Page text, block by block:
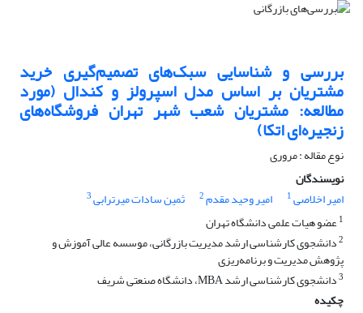
بررسی و شناسایی سبک‌های تصمیم‌گیری خرید
مشتریان بر اساس مدل اسپرولز و کندال (مورد
مطالعه: مشتریان شعب شهر تهران فروشگاه‌های
زنجیره‌ای اتکا)
نوع مقاله : مروری
نویسندگان
امیر اخلاصی1 امیر وحید مقدم2 ثمین سادات میرترابی3
1عضو هیات علمی دانشگاه تهران
2دانشجوی کارشناسی ارشد مدیریت بازرگانی، موسسه عالی آموزش و
پژوهش مدیریت و برنامه‌ریزی
3دانشجوی کارشناسی ارشد MBA، دانشگاه صنعتی شریف
چکیده